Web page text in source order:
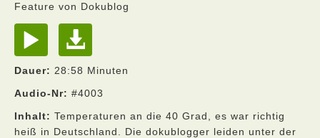
Feature von Dokublog
Dauer: 28:58 Minuten
Audio-Nr: #4003
Inhalt: Temperaturen an die 40 Grad, es war richtig
heiß in Deutschland. Die dokublogger leiden unter der